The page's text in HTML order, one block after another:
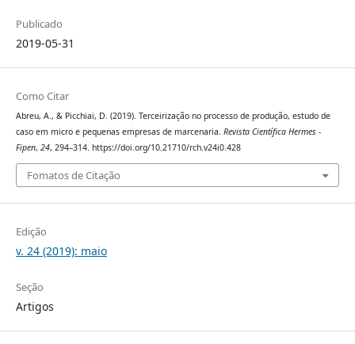
Publicado
2019-05-31
Como Citar
Abreu, A., & Picchiai, D. (2019). Terceirização no processo de produção, estudo de
caso em micro e pequenas empresas de marcenaria. Revista Científica Hermes -
Fipen, 24, 294–314. https://doi.org/10.21710/rch.v24i0.428
Fomatos de Citação
Edição
v. 24 (2019): maio
Seção
Artigos